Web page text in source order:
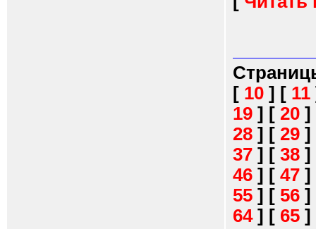
[ 10 ] [ 11
19 ] [ 20 ]
28 ] [ 29 ]
37 ] [ 38 ]
46 ] [ 47 ]
55 ] [ 56 ]
64] [ 65 ]